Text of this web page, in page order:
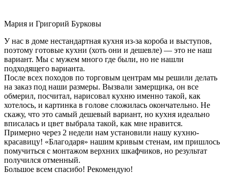
Мария и Григорий Бурковы
У нас в доме нестандартная кухня из-за короба и выступов,
поэтому готовые кухни (хоть они и дешевле) — это не наш
вариант. Мы с мужем много где были, но не нашли
подходящего варианта.
После всех походов по торговым центрам мы решили делать
на заказ под наши размеры. Вызвали замерщика, он все
обмерил, посчитал, нарисовал кухню именно такой, как
хотелось, и картинка в голове сложилась окончательно. Не
скажу, что это самый дешевый вариант, но кухня идеально
вписалась и цвет выбрала такой, как мне нравится.
Примерно через 2 недели нам установили нашу кухню-
красавицу! «Благодаря» нашим кривым стенам, им пришлось
помучиться с монтажом верхних шкафчиков, но результат
получился отменный.
Большое всем спасибо! Рекомендую!